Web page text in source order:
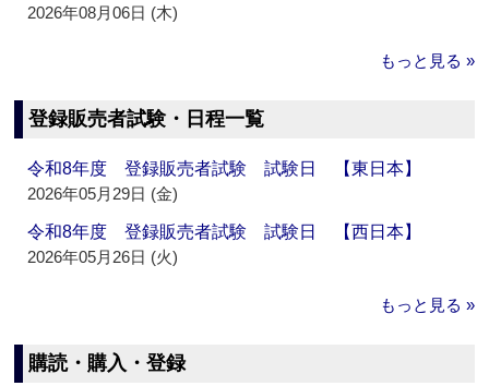
2026年08月06日 (木)
もっと見る »
登録販売者試験・日程一覧
令和8年度 登録販売者試験 試験日 【東日本】
2026年05月29日 (金)
令和8年度 登録販売者試験 試験日 【西日本】
2026年05月26日 (火)
もっと見る »
購読・購入・登録